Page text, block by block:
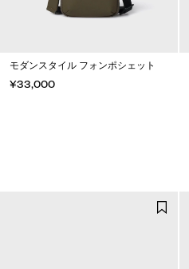
モダンスタイル フォンポシェット
¥33,000